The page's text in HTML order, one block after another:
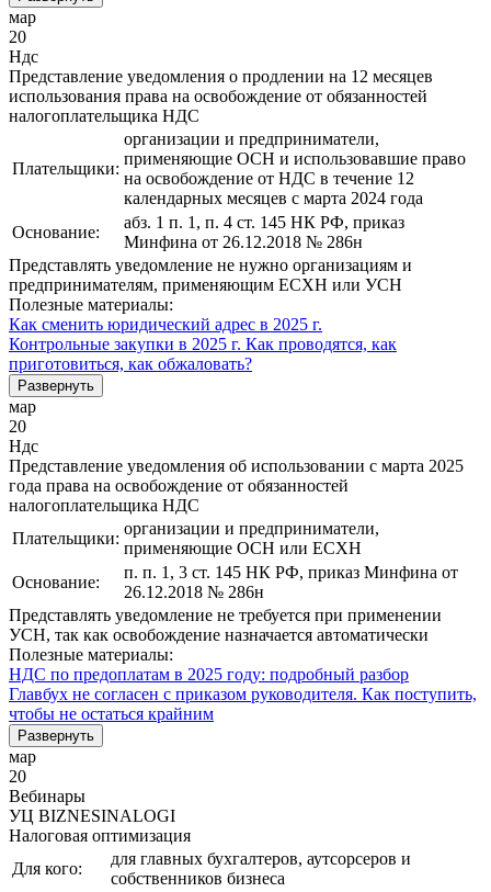
мар
20
Ндс
Представление уведомления о продлении на 12 месяцев
использования права на освобождение от обязанностей
налогоплательщика НДС
Плательщики:
организации и предприниматели,
применяющие ОСН и использовавшие право
на освобождение от НДС в течение 12
календарных месяцев с марта 2024 года
Основание:
абз. 1 п. 1, п. 4 ст. 145 НК РФ, приказ
Минфина от 26.12.2018 № 286н
Представлять уведомление не нужно организациям и
предпринимателям, применяющим ЕСХН или УСН
Полезные материалы:
Как сменить юридический адрес в 2025 г.
Контрольные закупки в 2025 г. Как проводятся, как
приготовиться, как обжаловать?
Развернуть
мар
20
Ндс
Представление уведомления об использовании с марта 2025
года права на освобождение от обязанностей
налогоплательщика НДС
Плательщики:
организации и предприниматели,
применяющие ОСН или ЕСХН
Основание:
п. п. 1, 3 ст. 145 НК РФ, приказ Минфина от
26.12.2018 № 286н
Представлять уведомление не требуется при применении
УСН, так как освобождение назначается автоматически
Полезные материалы:
НДС по предоплатам в 2025 году: подробный разбор
Главбух не согласен с приказом руководителя. Как поступить,
чтобы не остаться крайним
Развернуть
мар
20
Вебинары
УЦ BIZNESINALOGI
Налоговая оптимизация
Для кого:
для главных бухгалтеров, аутсорсеров и
собственников бизнеса